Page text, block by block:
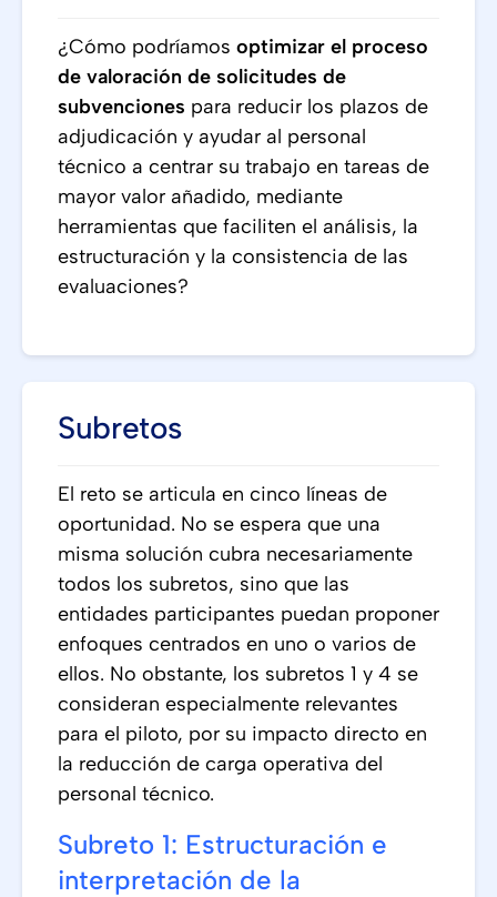
¿Cómo podríamos optimizar el proceso
de valoración de solicitudes de
subvenciones para reducir los plazos de
adjudicación y ayudar al personal
técnico a centrar su trabajo en tareas de
mayor valor añadido, mediante
herramientas que faciliten el análisis, la
estructuración y la consistencia de las
evaluaciones?
Subretos
El reto se articula en cinco líneas de
oportunidad. No se espera que una
misma solución cubra necesariamente
todos los subretos, sino que las
entidades participantes puedan proponer
enfoques centrados en uno o varios de
ellos. No obstante, los subretos 1 y 4 se
consideran especialmente relevantes
para el piloto, por su impacto directo en
la reducción de carga operativa del
personal técnico.
Subreto 1: Estructuración e
interpretación de la